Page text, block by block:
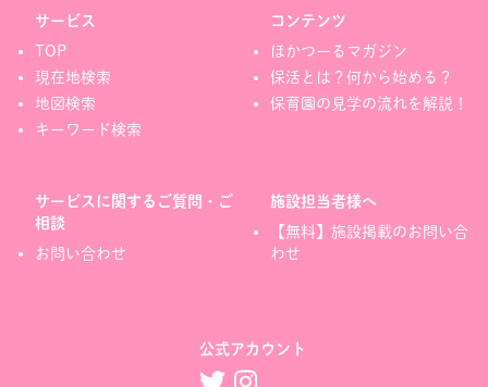
サービス
TOP
現在地検索
地図検索
キーワード検索
コンテンツ
ほかつーるマガジン
保活とは？何から始める？
保育園の見学の流れを解説！
サービスに関するご質問・ご
相談
お問い合わせ
施設担当者様へ
【無料】施設掲載のお問い合
わせ
公式アカウント